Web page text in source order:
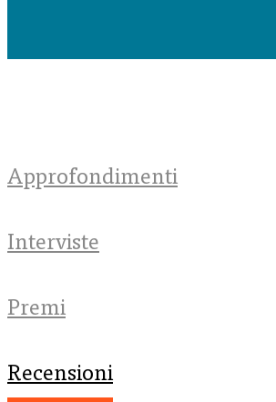
Approfondimenti
Interviste
Premi
Recensioni